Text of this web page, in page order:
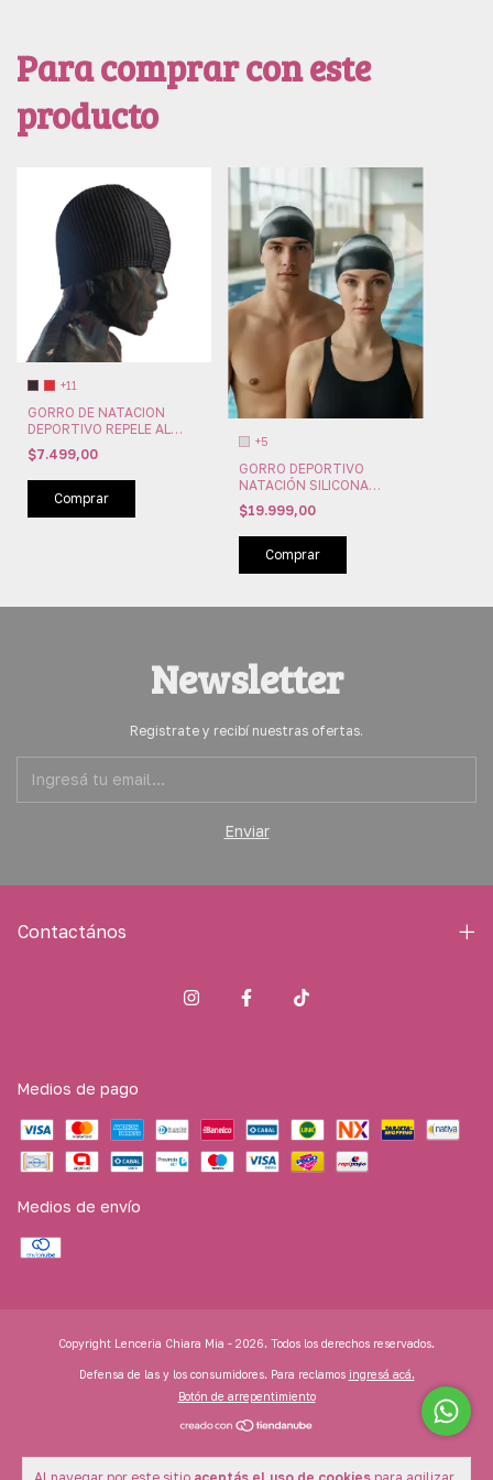
Para comprar con este
producto
+11
GORRO DE NATACION
DEPORTIVO REPELE AL
CLORO MARYMAR (MM08)
$7.499,00
Comprar
+5
GORRO DEPORTIVO
NATACIÓN SILICONA
UNISEX (MM0008)
$19.999,00
Comprar
Newsletter
Registrate y recibí nuestras ofertas.
Contactános
Medios de pago
Medios de envío
Copyright Lenceria Chiara Mia - 2026. Todos los derechos reservados.
Defensa de las y los consumidores. Para reclamos ingresá acá.
Botón de arrepentimiento